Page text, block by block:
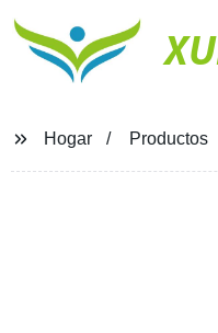
Hogar Productos